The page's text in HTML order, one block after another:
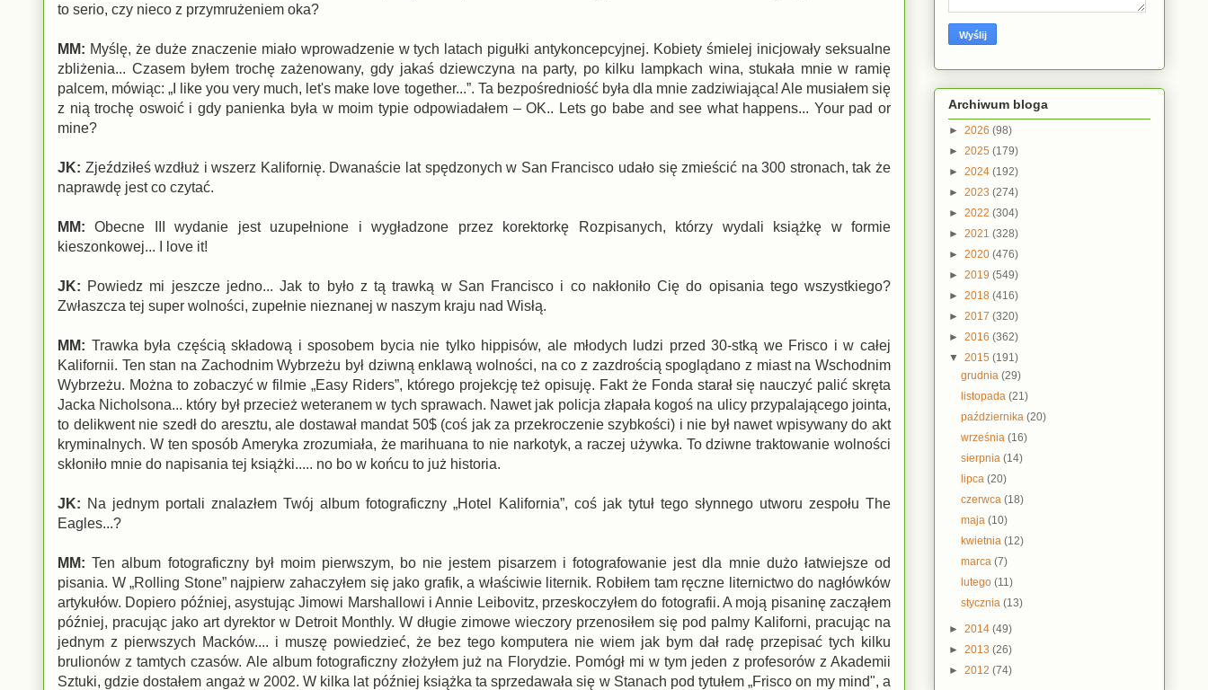
to serio, czy nieco z przymrużeniem oka?
MM: Myślę, że duże znaczenie miało wprowadzenie w tych latach pigułki antykoncepcyjnej. Kobiety śmielej inicjowały seksualne
zbliżenia... Czasem byłem trochę zażenowany, gdy jakaś dziewczyna na party, po kilku lampkach wina, stukała mnie w ramię
palcem, mówiąc: „I like you very much, let's make love together...”. Ta bezpośredniość była dla mnie zadziwiająca! Ale musiałem się
z nią trochę oswoić i gdy panienka była w moim typie odpowiadałem – OK.. Lets go babe and see what happens... Your pad or
mine?
JK: Zjeździłeś wzdłuż i wszerz Kalifornię. Dwanaście lat spędzonych w San Francisco udało się zmieścić na 300 stronach, tak że
naprawdę jest co czytać.
MM: Obecne III wydanie jest uzupełnione i wygładzone przez korektorkę Rozpisanych, którzy wydali książkę w formie
kieszonkowej... I love it!
JK: Powiedz mi jeszcze jedno... Jak to było z tą trawką w San Francisco i co nakłoniło Cię do opisania tego wszystkiego?
Zwłaszcza tej super wolności, zupełnie nieznanej w naszym kraju nad Wisłą.
MM: Trawka była częścią składową i sposobem bycia nie tylko hippisów, ale młodych ludzi przed 30-stką we Frisco i w całej
Kalifornii. Ten stan na Zachodnim Wybrzeżu był dziwną enklawą wolności, na co z zazdrością spoglądano z miast na Wschodnim
Wybrzeżu. Można to zobaczyć w filmie „Easy Riders”, którego projekcję też opisuję. Fakt że Fonda starał się nauczyć palić skręta
Jacka Nicholsona... który był przecież weteranem w tych sprawach. Nawet jak policja złapała kogoś na ulicy przypalającego jointa,
to delikwent nie szedł do aresztu, ale dostawał mandat 50$ (coś jak za przekroczenie szybkości) i nie był nawet wpisywany do akt
kryminalnych. W ten sposób Ameryka zrozumiała, że marihuana to nie narkotyk, a raczej używka. To dziwne traktowanie wolności
skłoniło mnie do napisania tej książki..... no bo w końcu to już historia.
JK: Na jednym portali znalazłem Twój album fotograficzny „Hotel Kalifornia”, coś jak tytuł tego słynnego utworu zespołu The
Eagles...?
MM: Ten album fotograficzny był moim pierwszym, bo nie jestem pisarzem i fotografowanie jest dla mnie dużo łatwiejsze od
pisania. W „Rolling Stone” najpierw zahaczyłem się jako grafik, a właściwie liternik. Robiłem tam ręczne liternictwo do nagłówków
artykułów. Dopiero później, asystując Jimowi Marshallowi i Annie Leibovitz, przeskoczyłem do fotografii. A moją pisaninę zacząłem
później, pracując jako art dyrektor w Detroit Monthly. W długie zimowe wieczory przenosiłem się pod palmy Kaliforni, pracując na
jednym z pierwszych Macków.... i muszę powiedzieć, że bez tego komputera nie wiem jak bym dał radę przepisać tych kilku
brulionów z tamtych czasów. Ale album fotograficzny złożyłem już na Florydzie. Pomógł mi w tym jeden z profesorów z Akademii
Sztuki, gdzie dostałem angaż w 2002. W kilka lat później książka ta sprzedawała się w Stanach pod tytułem „Frisco on my mind", a
Archiwum bloga
► 2026 (98)
► 2025 (179)
► 2024 (192)
► 2023 (274)
► 2022 (304)
► 2021 (328)
► 2020 (476)
► 2019 (549)
► 2018 (416)
► 2017 (320)
► 2016 (362)
▼ 2015 (191)
grudnia(29)
listopada(21)
października(20)
września(16)
sierpnia(14)
lipca(20)
czerwca(18)
maja(10)
kwietnia(12)
marca(7)
lutego(11)
stycznia(13)
► 2014 (49)
► 2013 (26)
► 2012 (74)